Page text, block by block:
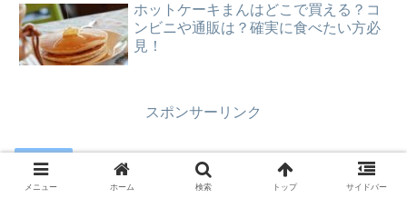
ホットケーキまんはどこで買える？コ
ンビニや通販は？確実に食べたい方必
見！
スポンサーリンク
メニュー ホーム 検索 トップ サイドバー